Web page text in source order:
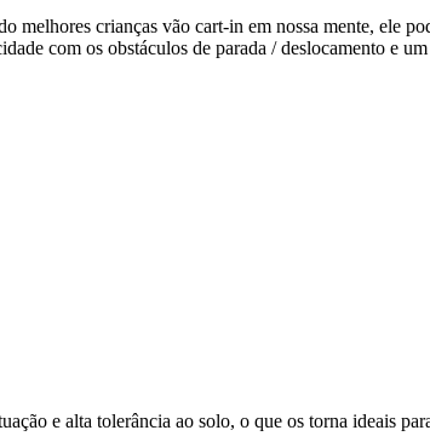
crianças vão cart-in em nossa mente, ele
com os obstáculos de parada / deslocamento e
e alta tolerância ao solo, o que os torna ideais